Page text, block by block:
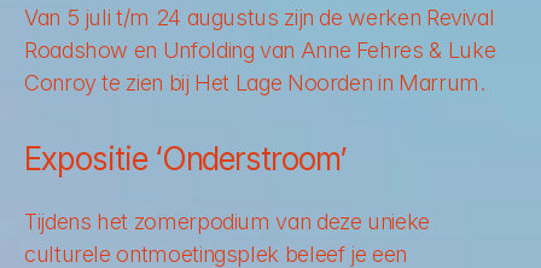
Van 5 juli t/m 24 augustus zijn de werken Revival
Roadshow en Unfolding van Anne Fehres & Luke
Conroy te zien bij Het Lage Noorden in Marrum.
Expositie ‘Onderstroom’
Tijdens het zomerpodium van deze unieke
culturele ontmoetingsplek beleef je een